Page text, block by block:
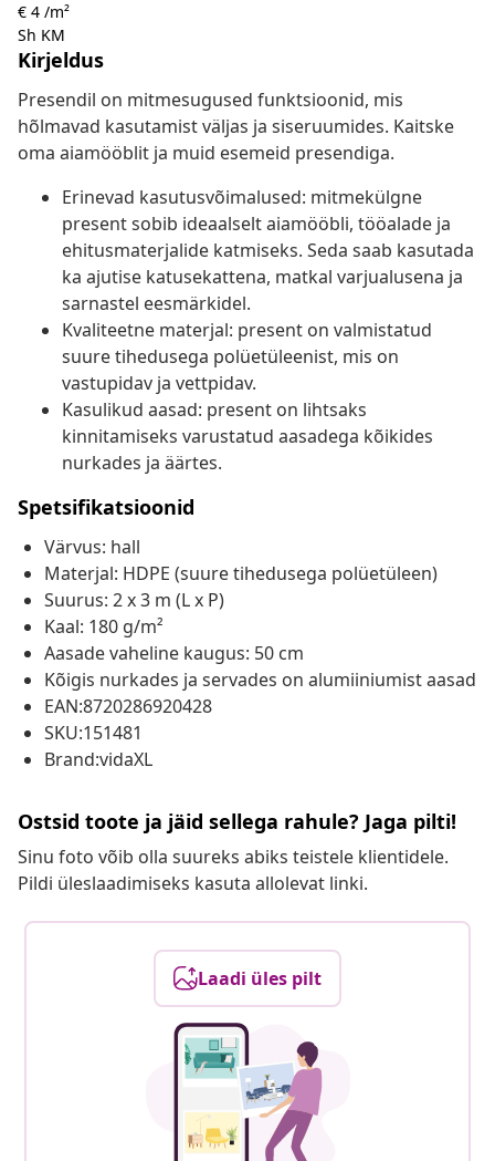
€ 4 /m²
Sh KM
Kirjeldus
Presendil on mitmesugused funktsioonid, mis
hõlmavad kasutamist väljas ja siseruumides. Kaitske
oma aiamööblit ja muid esemeid presendiga.
Erinevad kasutusvõimalused: mitmekülgne
present sobib ideaalselt aiamööbli, tööalade ja
ehitusmaterjalide katmiseks. Seda saab kasutada
ka ajutise katusekattena, matkal varjualusena ja
sarnastel eesmärkidel.
Kvaliteetne materjal: present on valmistatud
suure tihedusega polüetüleenist, mis on
vastupidav ja vettpidav.
Kasulikud aasad: present on lihtsaks
kinnitamiseks varustatud aasadega kõikides
nurkades ja äärtes.
Spetsifikatsioonid
Värvus: hall
Materjal: HDPE (suure tihedusega polüetüleen)
Suurus: 2 x 3 m (L x P)
Kaal: 180 g/m²
Aasade vaheline kaugus: 50 cm
Kõigis nurkades ja servades on alumiiniumist aasad
EAN:8720286920428
SKU:151481
Brand:vidaXL
Ostsid toote ja jäid sellega rahule? Jaga pilti!
Sinu foto võib olla suureks abiks teistele klientidele.
Pildi üleslaadimiseks kasuta allolevat linki.
Laadi üles pilt